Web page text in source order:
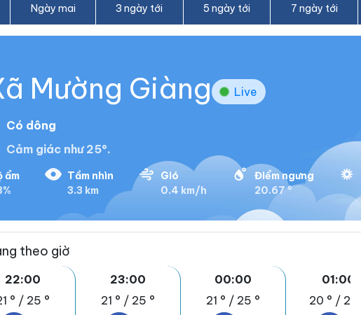
Ngày mai 3 ngày tới 5 ngày tới 7 ngày tới
Mường Giàng Live
Có dông
Cảm giác như 25°.
ẩm
Tầm nhìn
3.3 km
Gió
0.4 km/h
Điểm ngưng
20.67 °
theo giờ
22:00
° / 25 °
23:00
21 ° / 25 °
00:00
21 ° / 25 °
01:00
20 ° / 24 °